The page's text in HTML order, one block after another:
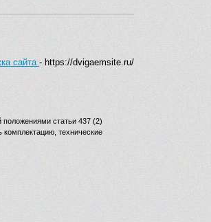
сайта - https://dvigaemsite.ru/
статьи 437 (2)
комплектацию, технические